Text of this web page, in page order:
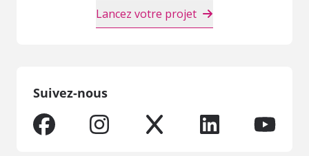
Lancez votre projet
Suivez-nous